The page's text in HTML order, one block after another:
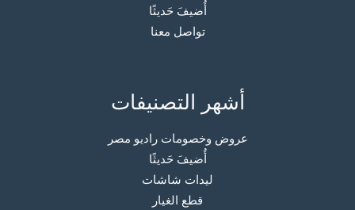
أُضيفَ حَديثًا
تواصل معنا
أشهر التصنيفات
عروض وخصومات راديو مصر
أُضيفَ حَديثًا
ليدات شاشات
قطع الغيار